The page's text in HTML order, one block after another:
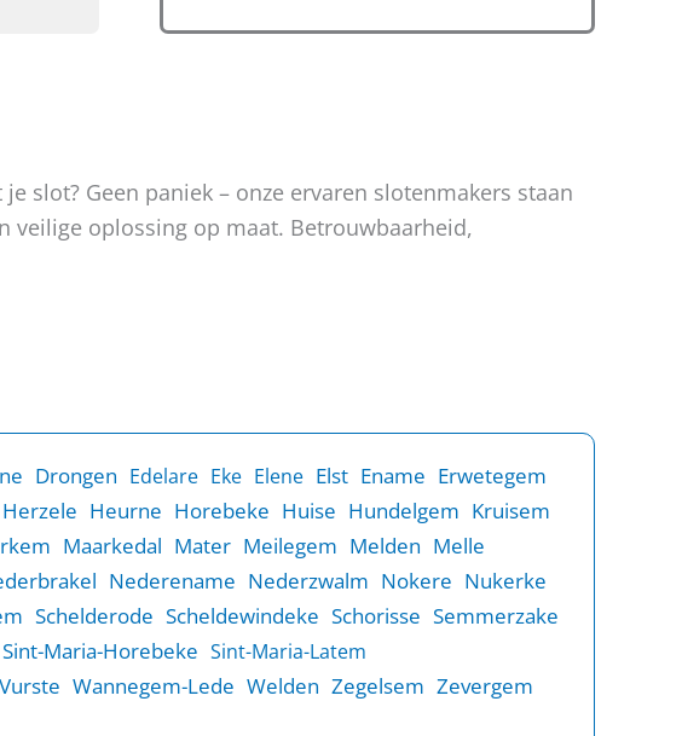
slot? Geen paniek – onze ervaren slotenmakers staan
veilige oplossing op maat. Betrouwbaarheid,
Drongen Edelare Eke Elene Elst Ename Erwetegem
Herzele Heurne Horebeke Huise Hundelgem Kruisem
Maarkedal Mater Meilegem Melden Melle
Nederename Nederzwalm Nokere Nukerke
Schelderode Scheldewindeke Schorisse Semmerzake
Sint-Maria-Horebeke Sint-Maria-Latem
Vurste Wannegem-Lede Welden Zegelsem Zevergem